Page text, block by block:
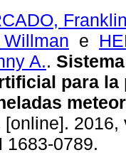
Willman e
A..
para la
[online]. 2016,
1683-0789.